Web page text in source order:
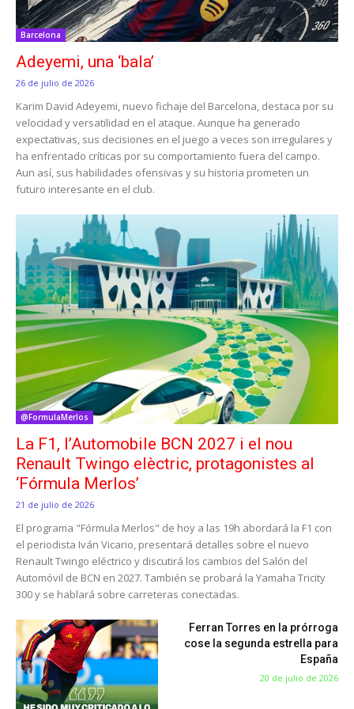
Barcelona
Adeyemi, una ‘bala’
26 de julio de 2026
Karim David Adeyemi, nuevo fichaje del Barcelona, destaca por su
velocidad y versatilidad en el ataque. Aunque ha generado
expectativas, sus decisiones en el juego a veces son irregulares y
ha enfrentado críticas por su comportamiento fuera del campo.
Aun así, sus habilidades ofensivas y su historia prometen un
futuro interesante en el club.
@FormulaMerlos
La F1, l’Automobile BCN 2027 i el nou
Renault Twingo elèctric, protagonistes al
‘Fórmula Merlos’
21 de julio de 2026
El programa "Fórmula Merlos" de hoy a las 19h abordará la F1 con
el periodista Iván Vicario, presentará detalles sobre el nuevo
Renault Twingo eléctrico y discutirá los cambios del Salón del
Automóvil de BCN en 2027. También se probará la Yamaha Tricity
300 y se hablará sobre carreteras conectadas.
Ferran Torres en la prórroga
cose la segunda estrella para
España
20 de julio de 2026